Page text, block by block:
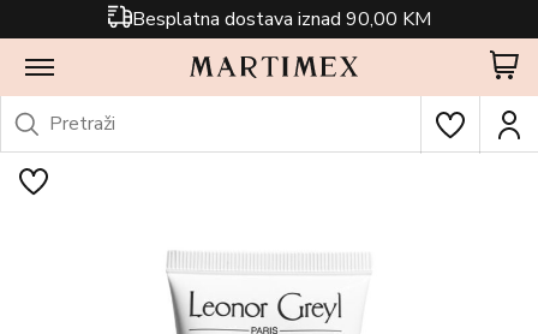
Besplatna dostava iznad 90,00 KM